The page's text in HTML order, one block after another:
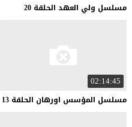
مسلسل ولي العهد الحلقة 20
02:14:45
مسلسل المؤسس اورهان الحلقة 13